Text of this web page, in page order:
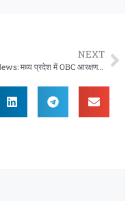
NEXT
MP News: मध्य प्रदेश में OBC आरक्षण विवाद: हाईकोर्ट में सुनवाई टली, नई बेंच करेगी मामले की सुनवाई